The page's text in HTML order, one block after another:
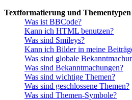
Textformatierung und Thementypen
Was ist BBCode?
Kann ich HTML benutzen?
Was sind Smileys?
Kann ich Bilder in meine
Was sind globale
Was sind Bekanntmachungen?
Was sind wichtige Themen?
Was sind geschlossene Themen?
Was sind Themen-Symbole?